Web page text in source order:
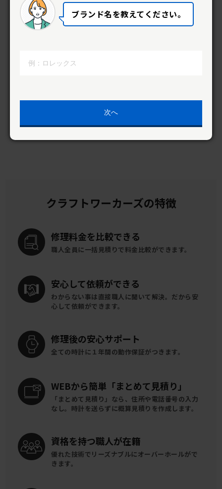
クラフトワーカーズなら全国どこからでも
安心して依頼ができます。
クラフトワーカーズの特徴
修理料金を比較できる
職人全員に一括見積りで料金比較ができます。
安心して依頼ができる
わからない事は直接職人に聞いて解決。 だから安
心して依頼ができます。
修理後の安心サポート
全ての時計に １年間の動作保証がつきます。
WEBから簡単 「まとめて見積り」
「まとめて見積り」なら、住所や電話番号の入力
なし。時計を送らずに概算見積りを作成します。
資格を持つ職人が在籍
優れた技術でリーズナブルにオーバーホールがで
きます。
ブランド名を教えてください。
次へ